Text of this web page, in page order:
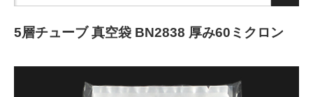
5層チューブ 真空袋 BN2838 厚み60ミクロン